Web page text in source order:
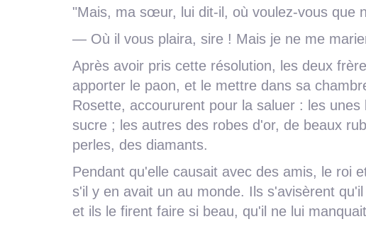
"Mais, ma sœur, lui dit-il, où voulez-vous que
— Où il vous plaira, sire ! Mais je ne me
Après avoir pris cette résolution, les deux
apporter le paon, et le mettre dans sa
Rosette, accoururent pour la saluer : les
sucre ; les autres des robes d'or, de beaux
perles, des diamants.
Pendant qu'elle causait avec des amis, le roi
s'il y en avait un au monde. Ils s'avisèrent
et ils le firent faire si beau, qu'il ne lui